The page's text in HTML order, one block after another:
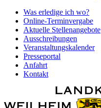
Was erledige ich wo?
Online-Terminvergabe
Aktuelle Stellenangebote
Ausschreibungen
Veranstaltungskalender
Presseportal
Anfahrt
Kontakt